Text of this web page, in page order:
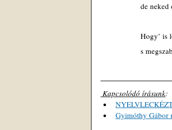
de neked
Hogy’ is
s
Kapcsolódó írásunk:
Gyimóthy Gábor